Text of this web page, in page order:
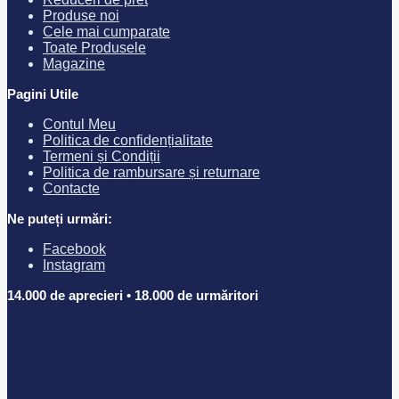
multe
variații.
Opțiunile
pot
alese
pagina
produsului.
Produse noi
Cele mai cumparate
Toate Produsele
Magazine
Pagini Utile
Contul Meu
Politica de confidențialitate
Termeni și Condiții
Politica de rambursare și returnare
Contacte
Ne puteți urmări:
Facebook
Instagram
14.000 de aprecieri • 18.000 de urmăritori